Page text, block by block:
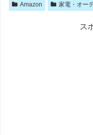
Amazon 家電・オー
ス